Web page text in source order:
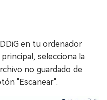
en tu ordenador
selecciona la
no guardado de
"Escanear".